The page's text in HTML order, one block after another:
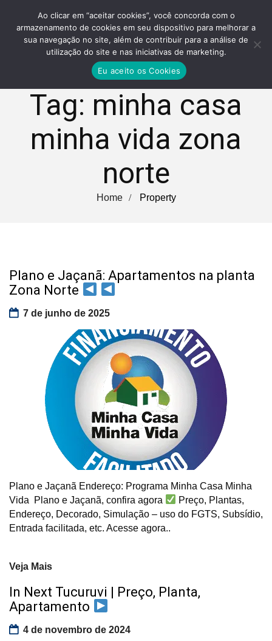
Tag: minha casa
minha vida zona
norte
Home Property
Plano e Jaçanã: Apartamentos na planta
Zona Norte
7 de junho de 2025
Plano e Jaçanã Endereço: Programa Minha Casa Minha
Vida Plano e Jaçanã, confira agora
Preço, Plantas,
Endereço, Decorado, Simulação – uso do FGTS, Subsídio,
Entrada facilitada, etc. Acesse agora..
Veja Mais
In Next Tucuruvi | Preço, Planta,
Apartamento
4 de novembro de 2024
Ao clicar em “aceitar cookies”, você concorda com o
armazenamento de cookies em seu dispositivo para melhorar a
sua navegação no site, além de contribuir para a análise de
utilização do site e nas iniciativas de marketing.
Eu aceito os Cookies